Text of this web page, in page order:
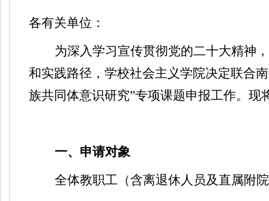
各有关单位：
为深入学习宣传贯彻党的二十大精神
和实践路径，学校社会主义学院决定联合
族共同体意识研究”专项课题申报工作。现
一、申请对象
全体教职工（含离退休人员及直属附